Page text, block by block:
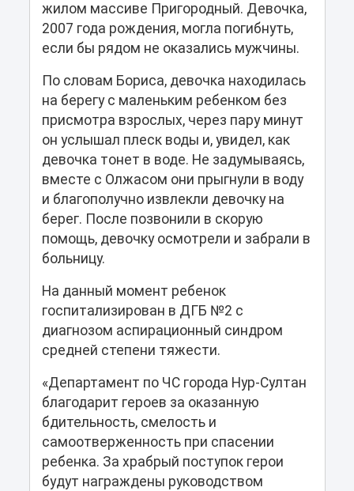
жилом массиве Пригородный. Девочка,
2007 года рождения, могла погибнуть,
если бы рядом не оказались мужчины.
По словам Бориса, девочка находилась
на берегу с маленьким ребенком без
присмотра взрослых, через пару минут
он услышал плеск воды и, увидел, как
девочка тонет в воде. Не задумываясь,
вместе с Олжасом они прыгнули в воду
и благополучно извлекли девочку на
берег. После позвонили в скорую
помощь, девочку осмотрели и забрали в
больницу.
На данный момент ребенок
госпитализирован в ДГБ №2 с
диагнозом аспирационный синдром
средней степени тяжести.
«Департамент по ЧС города Нур-Султан
благодарит героев за оказанную
бдительность, смелость и
самоотверженность при спасении
ребенка. За храбрый поступок герои
будут награждены руководством